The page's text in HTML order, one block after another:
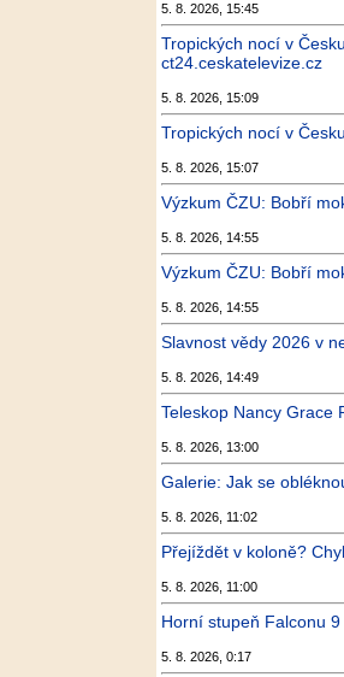
5. 8. 2026, 15:45
Tropických nocí v
ct24.ceskatelevize.cz
5. 8. 2026, 15:09
Tropických nocí v
5. 8. 2026, 15:07
Výzkum ČZU: Bobří
5. 8. 2026, 14:55
Výzkum ČZU: Bobří
5. 8. 2026, 14:55
Slavnost vědy 2026 v
5. 8. 2026, 14:49
Teleskop Nancy Grace
5. 8. 2026, 13:00
Galerie: Jak se
5. 8. 2026, 11:02
Přejíždět v koloně?
5. 8. 2026, 11:00
Horní stupeň Falconu
5. 8. 2026, 0:17